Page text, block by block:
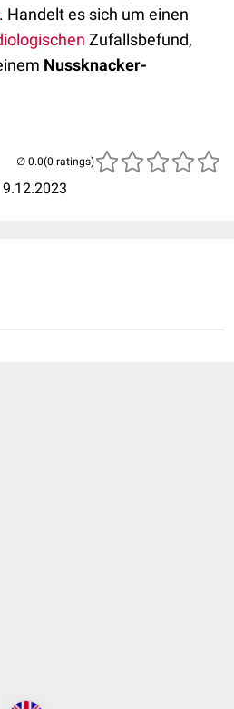
. Handelt es sich um einen
Zufallsbefund,
Nussknacker-
(0 ratings)